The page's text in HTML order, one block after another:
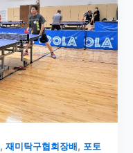
,재미탁구협회장배, 포토